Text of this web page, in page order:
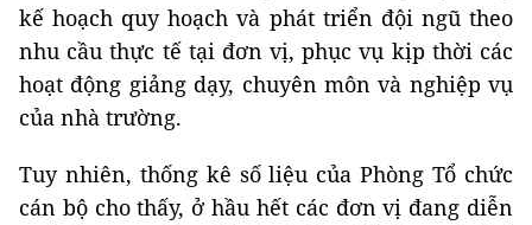
kế hoạch quy hoạch và phát triển đội ngũ theo
nhu cầu thực tế tại đơn vị, phục vụ kịp thời các
hoạt động giảng dạy, chuyên môn và nghiệp vụ
của nhà trường.
Tuy nhiên, thống kê số liệu của Phòng Tổ chức
cán bộ cho thấy, ở hầu hết các đơn vị đang diễn